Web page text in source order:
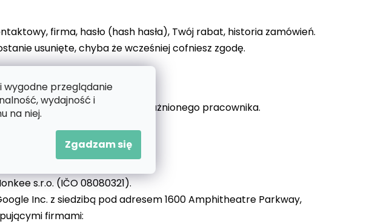
wygodne przeglądanie
wydajność i
na niej.
Zgadzam się
firma, hasło (hash hasła), Twój rabat, historia zamówień.
usunięte, chyba że wcześniej cofniesz zgodę.
e-maila lub u naszego upoważnionego pracownika.
s.r.o. (IČO 08080321).
Inc. z siedzibą pod adresem 1600 Amphitheatre Parkway,
firmami: